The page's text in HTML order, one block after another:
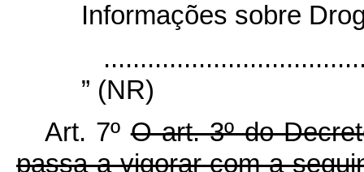
Informações sobre
” (NR)
Art. 7ºO art. 3º do
passa a vigorar com a